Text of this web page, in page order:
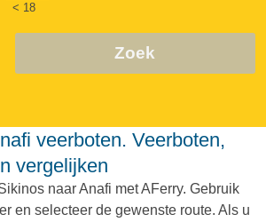
< 18
Zoek
vergelijken
naar Anafi met AFerry. Gebruik
en selecteer de gewenste route. Als u